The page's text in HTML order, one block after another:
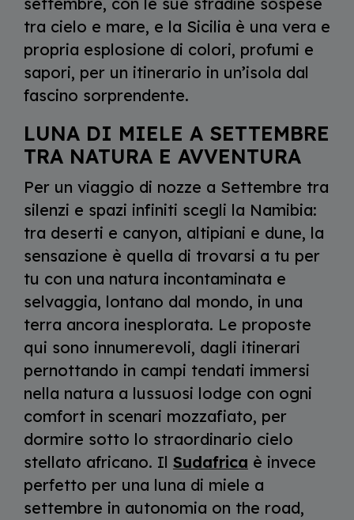
tra cielo e mare, e la Sicilia è una vera e
propria esplosione di colori, profumi e
sapori, per un itinerario in un’isola dal
fascino sorprendente.
LUNA DI MIELE A SETTEMBRE
TRA NATURA E AVVENTURA
Per un viaggio di nozze a Settembre tra
silenzi e spazi infiniti scegli la Namibia:
tra deserti e canyon, altipiani e dune, la
sensazione è quella di trovarsi a tu per
tu con una natura incontaminata e
selvaggia, lontano dal mondo, in una
terra ancora inesplorata. Le proposte
qui sono innumerevoli, dagli itinerari
pernottando in campi tendati immersi
nella natura a lussuosi lodge con ogni
comfort in scenari mozzafiato, per
dormire sotto lo straordinario cielo
stellato africano. Il Sudafrica è invece
perfetto per una luna di miele a
settembre in autonomia on the road,